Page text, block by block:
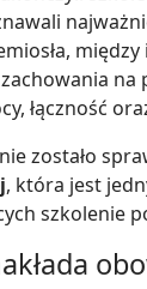
na
łączność
zostało
, która jest
szkolenie